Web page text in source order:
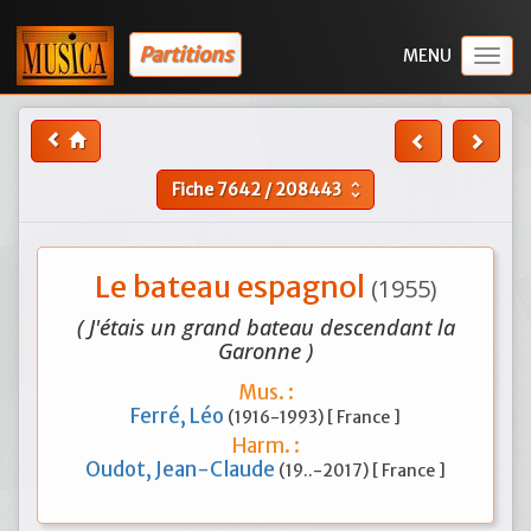
Partitions
Fiche7642/208443 unfold_more
Le bateau espagnol (1955)
( J'étais un grand bateau descendant la
Garonne )
Mus. :
Ferré, Léo (1916-1993) [ France ]
Harm. :
Oudot, Jean-Claude (19..-2017) [ France ]